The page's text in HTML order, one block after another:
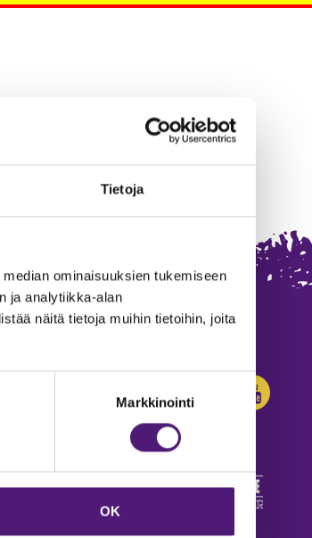
Tietoja
ominaisuuksien tukemiseen
ja analytiikka-alan
näitä tietoja muihin tietoihin, joita
Markkinointi
OK